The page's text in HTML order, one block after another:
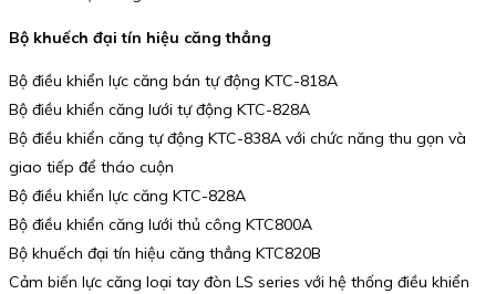
Bộ khuếch đại tín hiệu căng thẳng
Bộ điều khiển lực căng bán tự động KTC-818A
Bộ điều khiển căng lưới tự động KTC-828A
Bộ điều khiển căng tự động KTC-838A với chức năng thu gọn và
giao tiếp để tháo cuộn
Bộ điều khiển lực căng KTC-828A
Bộ điều khiển căng lưới thủ công KTC800A
Bộ khuếch đại tín hiệu căng thẳng KTC820B
Cảm biến lực căng loại tay đòn LS series với hệ thống điều khiển